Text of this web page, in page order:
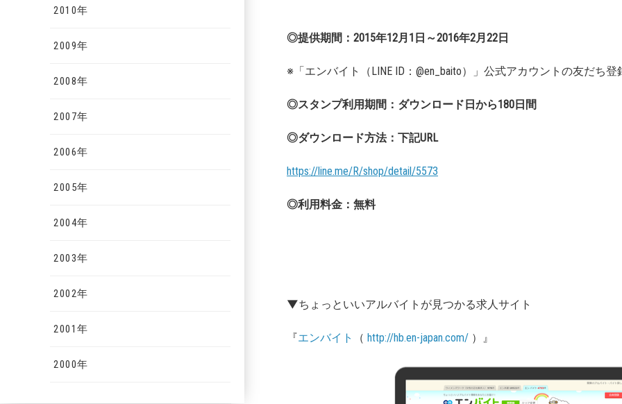
2010年
2009年
2008年
2007年
2006年
2005年
2004年
2003年
2002年
2001年
2000年
◎提供期間： 2015年12月1日～2016年2月22日
※「エンバイト（LINE ID：@en_baito）」 公式アカウントの友だち登
◎スタンプ利用期間： ダウンロード日から180日間
◎ダウンロード方法： 下記URL
https://line.me/R/shop/detail/5573
◎利用料金：無料
▼ちょっといいアルバイトが見つかる求人サイト
『エンバイト （ http://hb.en-japan.com/ ）』